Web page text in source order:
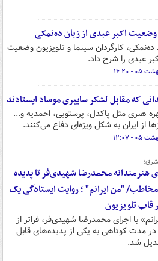
اکبر عبدی از زبان ده‌نمکی
کارگردان سینما و تلویزیون وضعیت
عبدی را شرح داد.
که مقابل لشکر سایبری موساد ایستادند
هنری مثل پاکدل، پرستویی، احمدیه و...
از ایران به شکل ویژه‌ای دفاع می‌کنند.
هنرمندانه محمدرضا شهیدی‌فر تا پدیده
"من ایرانم" ؛ روایت ایستادگی یک
تلویزیون
با اجرای محمدرضا شهیدی‌فر، فراتر از
در مدت کوتاهی به یکی از پدیده‌های قابل
شد.